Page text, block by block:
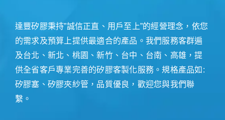
達豐矽膠秉持”誠信正直、用戶至上”的經營理念，依您
的需求及預算上提供最適合的產品。我們服務客群遍
及台北、新北、桃園、新竹、台中、台南、高雄，提
供全省客戶專業完善的矽膠客製化服務。規格產品如:
矽膠塞、矽膠夾紗管，品質優良，歡迎您與我們聯
繫。